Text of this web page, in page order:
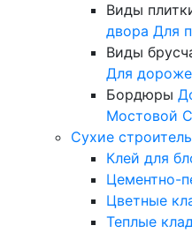
Виды
двора Для
Виды
Для
Бордюры
Мостовой
Сухие
Клей для
Цементно-
Цветные
Теплые